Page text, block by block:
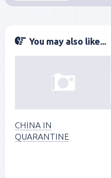
You may also like...
CHINA IN
QUARANTINE